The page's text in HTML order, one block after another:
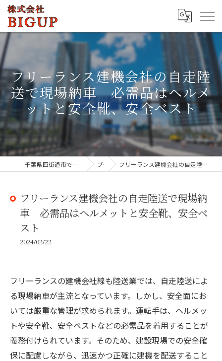
フリーランス建機会社の自走陸
送で現場納車 必需品はヘルメ
ットと安全靴、安全ベスト
千葉県四街道市でドライバーの求人なら株式会社BIGUP ブログ フリーランス建機会社の自走陸送で現場納車 必需品はヘルメットと安全靴、安全ベスト
フリーランス建機会社の自走陸送で現場納
車 必需品はヘルメットと安全靴、安全ベ
スト
2024/02/22
フリーランスの建機会社線も陸送業では、自走陸送によ
る現場納車が主流となっています。しかし、安全面にお
いては厳重な管理が求められます。運転手は、ヘルメッ
トや安全靴、安全ベストなどの必需品を着用することが
義務付けられています。そのため、建設現場での安全確
保に配慮しながら、迅速かつ正確に建機を配送すること